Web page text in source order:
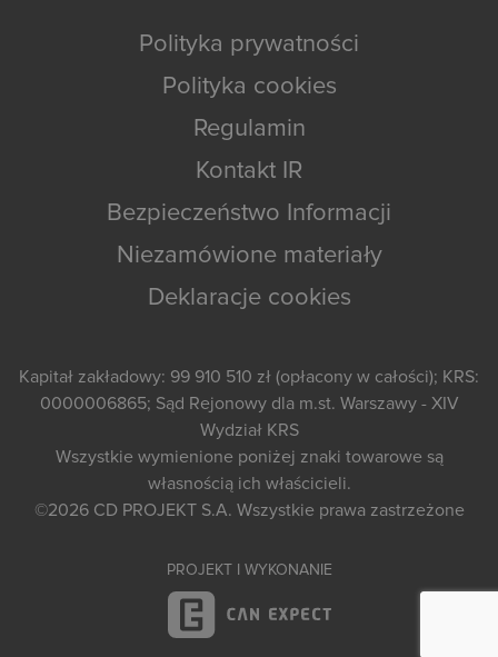
Polityka prywatności
Polityka cookies
Regulamin
Kontakt IR
Bezpieczeństwo Informacji
Niezamówione materiały
Deklaracje cookies
Kapitał zakładowy: 99 910 510 zł (opłacony w całości); KRS:
0000006865; Sąd Rejonowy dla m.st. Warszawy - XIV
Wydział KRS
Wszystkie wymienione poniżej znaki towarowe są
własnością ich właścicieli.
©2026 CD PROJEKT S.A. Wszystkie prawa zastrzeżone
PROJEKT I WYKONANIE